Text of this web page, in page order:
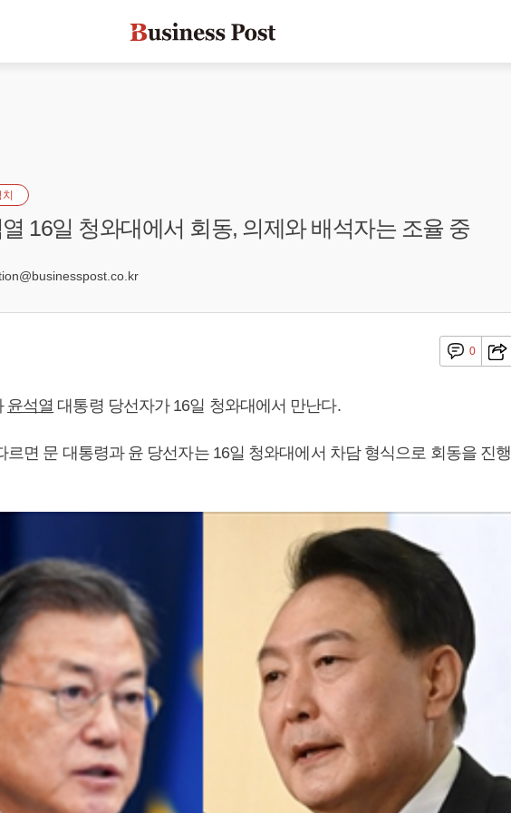
16일 청와대에서 회동, 의제와 배석자는 조율 중
0
윤석열 대통령 당선자가 16일 청와대에서 만난다.
르면 문 대통령과 윤 당선자는 16일 청와대에서 차담 형식으로 회동을 진행